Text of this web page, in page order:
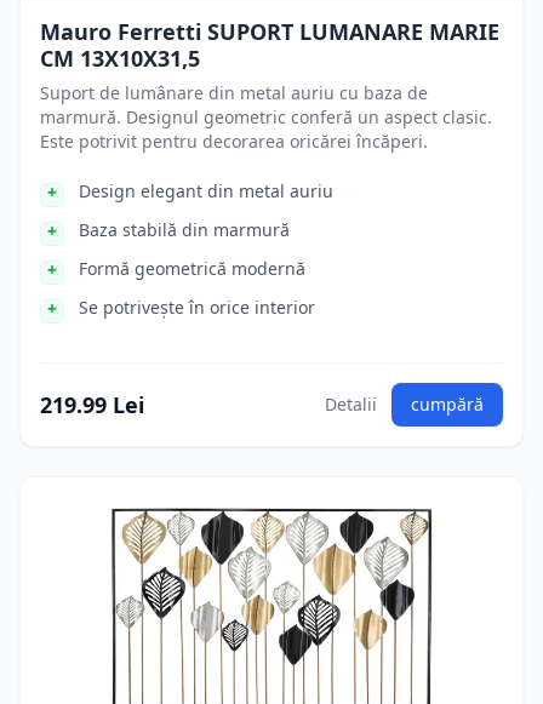
Mauro Ferretti SUPORT LUMANARE MARIE
CM 13X10X31,5
Suport de lumânare din metal auriu cu baza de
marmură. Designul geometric conferă un aspect clasic.
Este potrivit pentru decorarea oricărei încăperi.
Design elegant din metal auriu
Baza stabilă din marmură
Formă geometrică modernă
Se potrivește în orice interior
219.99 Lei Detalii cumpără